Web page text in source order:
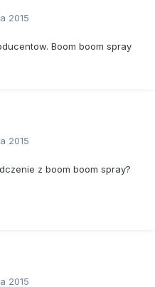
2015
Boom boom spray
2015
z boom boom spray?
2015